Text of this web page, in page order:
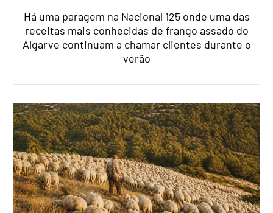
Há uma paragem na Nacional 125 onde uma das
receitas mais conhecidas de frango assado do
Algarve continuam a chamar clientes durante o
verão